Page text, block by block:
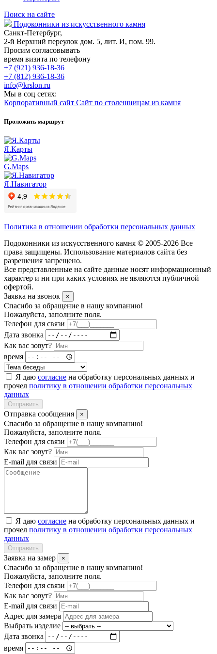
Поиск на сайте
Подоконники из искусственного камня
Санкт-Петербург,
2-й Верхний переулок дом. 5, лит. И, пом. 99.
Просим согласовывать
время визита по телефону
+7 (921) 936-18-36
+7 (812) 936-18-36
info@krslon.ru
Мы в соц сетях:
Корпоративный сайт Сайт по столешницам из камня
Проложить маршрут
Я.Карты
G.Maps
Я.Навигатор
Политика в отношении обработки персональных данных
Подоконники из искусственного камня © 2005-2026 Все
права защищены. Использование материалов сайта без
разрешения запрещено.
Все представленные на сайте данные носят информационный
характер и ни при каких условиях не являются публичной
офертой.
Заявка на звонок
×
Спасибо за обращение в нашу компанию!
Пожалуйста, заполните поля.
Телефон для связи
Дата звонка
Как вас зовут?
время
Я даю согласие на обработку персональных данных и
прочел политику в отношении обработки персональных
данных
Отправить
Отправка сообщения ×
Спасибо за обращение в нашу компанию!
Пожалуйста, заполните поля.
Телефон для связи
Как вас зовут?
E-mail для связи
Я даю согласие на обработку персональных данных и
прочел политику в отношении обработки персональных
данных
Отправить
Заявка на замер ×
Спасибо за обращение в нашу компанию!
Пожалуйста, заполните поля.
Телефон для связи
Как вас зовут?
E-mail для связи
Адрес для замера
Выбрать изделие
Дата звонка
время